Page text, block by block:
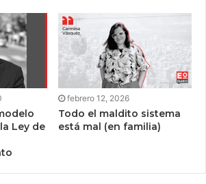
Ley de
febrero 12, 2026
Todo el maldito sistema
está mal (en familia)